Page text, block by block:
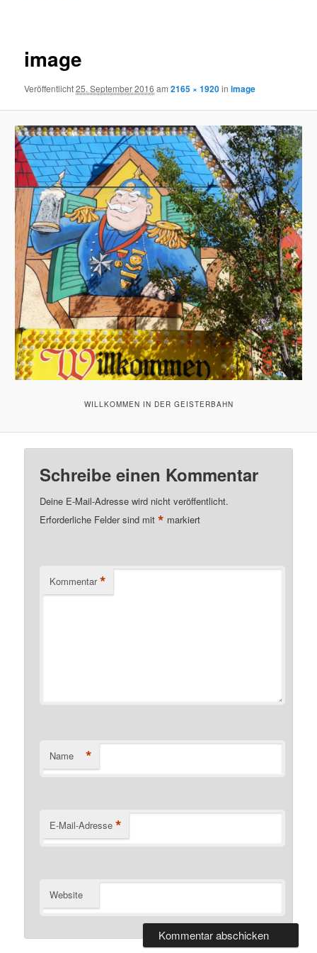
image
Veröffentlicht25. September 2016 am2165 × 1920inimage
WILLKOMMEN IN DER GEISTERBAHN
Schreibe einen Kommentar
Deine E-Mail-Adresse wird nicht veröffentlicht.
Erforderliche Felder sind mit* markiert
Kommentar *
Name *
E-Mail-Adresse *
Website